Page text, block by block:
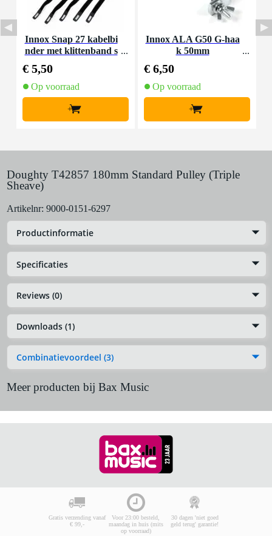
Innox Snap 27 kabelbi
nder met klittenband s
€ 5,50
Op voorraad
+
Innox ALA G50 G-haa
k 50mm
€ 6,50
Op voorraad
+
Doughty T42857 180mm Standard Pulley (Triple
Sheave)
Artikelnr: 9000-0151-6297
Productinformatie
Specificaties
Reviews (0)
Downloads (1)
Combinatievoordeel (3)
Meer producten bij Bax Music
Gratis verzending vanaf
€ 99,-
Voor 23:00 besteld,
maandag in huis (mits
op voorraad)
30 dagen 'niet goed
geld terug' garantie!